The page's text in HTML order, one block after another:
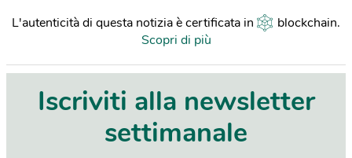
L'autenticità di questa notizia è certificata in blockchain.
Scopri di più
Iscriviti alla newsletter
settimanale